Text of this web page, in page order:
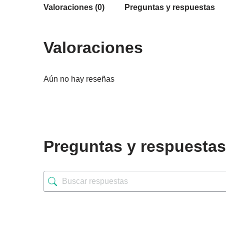
Valoraciones (0) Preguntas y respuestas
Valoraciones
Aún no hay reseñas
Preguntas y respuestas